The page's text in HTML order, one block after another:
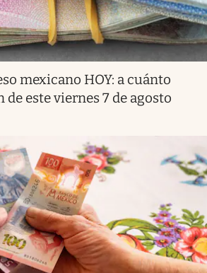
mexicano HOY: a cuánto
este viernes 7 de agosto